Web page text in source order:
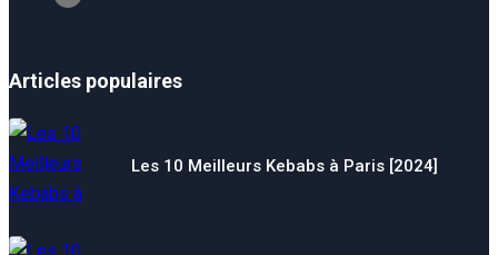
Articles populaires
Les 10 Meilleurs Kebabs à Paris [2024]